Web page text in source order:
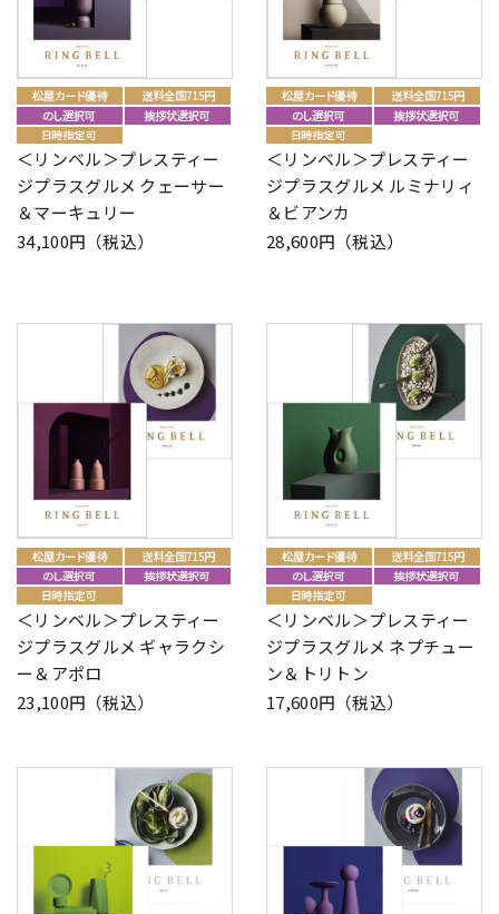
＜リンベル＞プレスティー
ジプラスグルメ クェーサー
＆マーキュリー
34,100円（税込）
＜リンベル＞プレスティー
ジプラスグルメ ルミナリィ
＆ビアンカ
28,600円（税込）
＜リンベル＞プレスティー
ジプラスグルメ ギャラクシ
ー＆アポロ
23,100円（税込）
＜リンベル＞プレスティー
ジプラスグルメ ネプチュー
ン＆トリトン
17,600円（税込）